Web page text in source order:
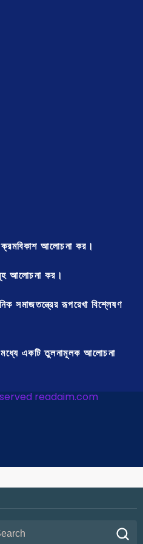
আলোচনা কর।
আলোচনা কর।
সমাজতন্ত্রের রূপরেখা বিশ্লেষণ
মধ্যে একটি তুলনামূলক আলোচনা
readaim.com